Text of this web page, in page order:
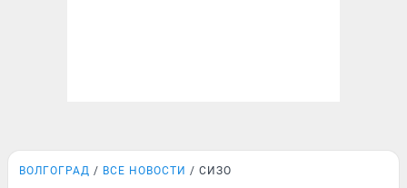
ВОЛГОГРАД ВСЕ НОВОСТИ СИЗО